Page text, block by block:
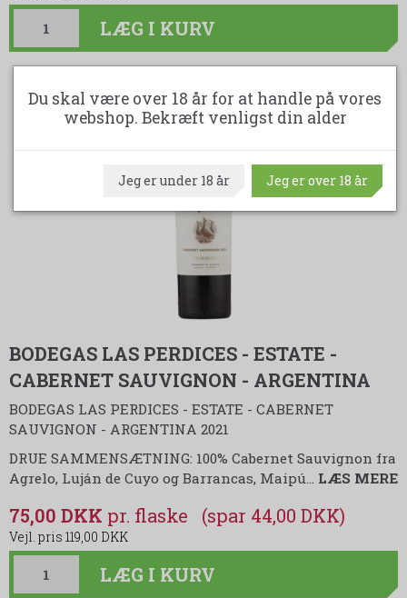
LÆG I KURV
BODEGAS LAS PERDICES - ESTATE -
CABERNET SAUVIGNON - ARGENTINA
BODEGAS LAS PERDICES - ESTATE - CABERNET
SAUVIGNON - ARGENTINA 2021
DRUE SAMMENSÆTNING: 100% Cabernet Sauvignon fra
Agrelo, Luján de Cuyo og Barrancas, Maipú
LÆS MERE
75,00 DKK
119,00 DKK
(spar 44,00 DKK)
LÆG I KURV
Du skal være over 18 år for at handle på vores
webshop. Bekræft venligst din alder
Jeg er under 18 år Jeg er over 18 år